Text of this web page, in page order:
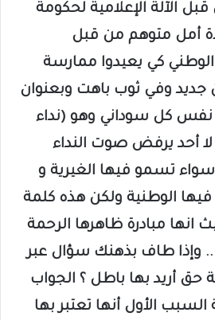
الآلة الإعلامية لحكومة
أمل متوهم من قبل
الوطني كي يعيدوا ممارسة
وفي ثوب باهت وبعنوان
نفس كل سوداني وهو (نداء
لا أحد يرفض صوت النداء
سواء تسمو فيها الغيرية و
فيها الوطنية ولكن هذه كلمة
انها مبادرة ظاهرها الرحمة
وإذا طاف بذهنك سؤال عبر
حق أريد بها باطل ؟ الجواب
السبب الأول أنها تعتبر بها